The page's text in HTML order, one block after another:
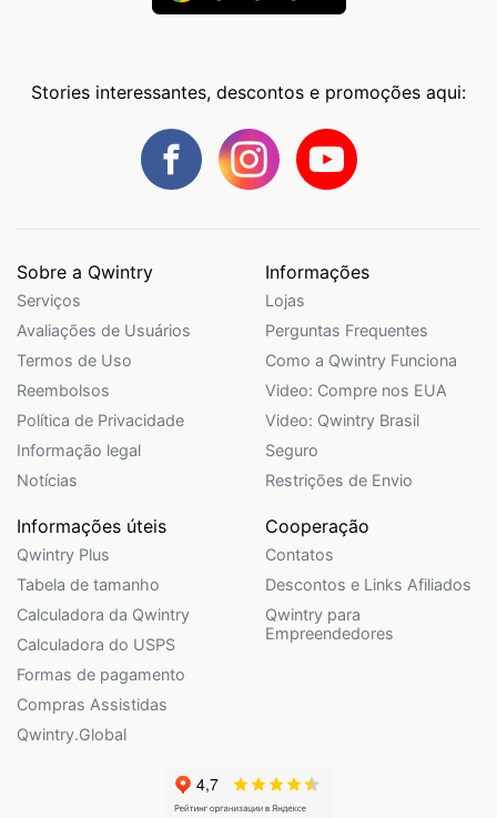
Stories interessantes, descontos e promoções aqui:
Sobre a Qwintry
Serviços
Avaliações de Usuários
Termos de Uso
Reembolsos
Política de Privacidade
Informação legal
Notícias
Informações
Lojas
Perguntas Frequentes
Como a Qwintry Funciona
Video: Compre nos EUA
Video: Qwintry Brasil
Seguro
Restrições de Envio
Informações úteis
Qwintry Plus
Tabela de tamanho
Calculadora da Qwintry
Calculadora do USPS
Formas de pagamento
Compras Assistidas
Qwintry.Global
Cooperação
Contatos
Descontos e Links Afiliados
Qwintry para
Empreendedores